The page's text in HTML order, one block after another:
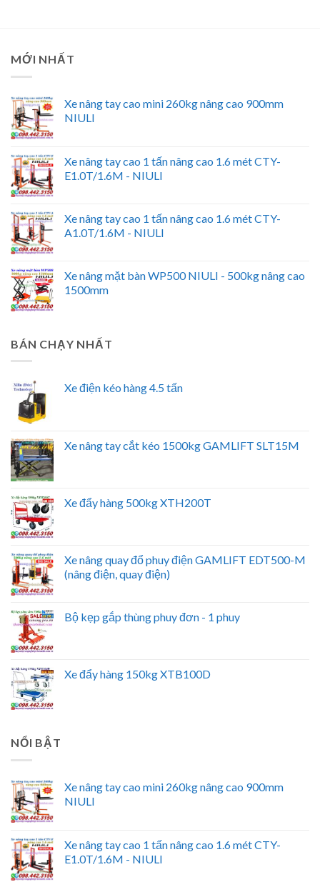
MỚI NHẤT
Xe nâng tay cao mini 260kg nâng cao 900mm
NIULI
Xe nâng tay cao 1 tấn nâng cao 1.6 mét CTY-
E1.0T/1.6M - NIULI
Xe nâng tay cao 1 tấn nâng cao 1.6 mét CTY-
A1.0T/1.6M - NIULI
Xe nâng mặt bàn WP500 NIULI - 500kg nâng cao
1500mm
BÁN CHẠY NHẤT
Xe điện kéo hàng 4.5 tấn
Xe nâng tay cắt kéo 1500kg GAMLIFT SLT15M
Xe đẩy hàng 500kg XTH200T
Xe nâng quay đổ phuy điện GAMLIFT EDT500-M
(nâng điện, quay điện)
Bộ kẹp gắp thùng phuy đơn - 1 phuy
Xe đẩy hàng 150kg XTB100D
NỔI BẬT
Xe nâng tay cao mini 260kg nâng cao 900mm
NIULI
Xe nâng tay cao 1 tấn nâng cao 1.6 mét CTY-
E1.0T/1.6M - NIULI